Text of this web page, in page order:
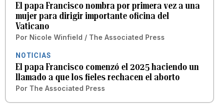
El papa Francisco nombra por primera vez a una
mujer para dirigir importante oficina del
Vaticano
Por Nicole Winfield / The Associated Press
NOTICIAS
El papa Francisco comenzó el 2025 haciendo un
llamado a que los fieles rechacen el aborto
Por The Associated Press